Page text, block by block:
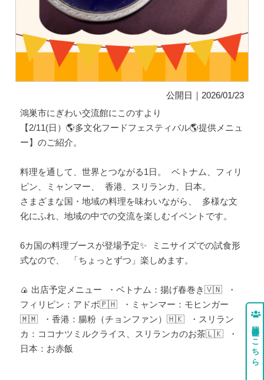
公開日｜2026/01/23
鴻巣市にぎわい交流館にこのすより
【2/11(日）🌎多文化フードフェスティバル🌎提供メニュ
ー】のご紹介。
料理を通して、世界とつながる1日。 ベトナム、フィリ
ピン、ミャンマー、 香港、スリランカ、日本。
さまざまな国・地域の料理を味わいながら、 多様な文
化にふれ、地域の中での交流を楽しむイベントです。
6カ国の料理ブースが登場予定✨ ミニサイズでの試食形
式なので、 「ちょっとずつ」楽しめます。
🍙 出店予定メニュー ・ベトナム：揚げ春巻き🇻🇳 ・
フィリピン：アドボ🇵🇭 ・ミャンマー：モヒンガー
🇲🇲 ・香港：腸粉（チョンファン）🇭🇰 ・スリラン
カ：ココナツミルクライス、スリランカのお茶🇱🇰 ・
日本：お赤飯
団体登録はこちら